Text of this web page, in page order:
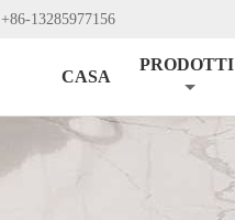
+86-13285977156
CASA
PRODOTTI